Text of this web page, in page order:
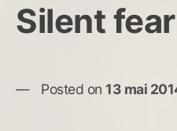
Silent fear
Posted on 13 mai